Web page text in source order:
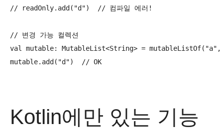
// readOnly.add("d")  // 컴파일 에러!
// 변경 가능 컬렉션
val mutable: MutableList<String> =
mutable.add("d")  // OK
Kotlin에만 있는 기능